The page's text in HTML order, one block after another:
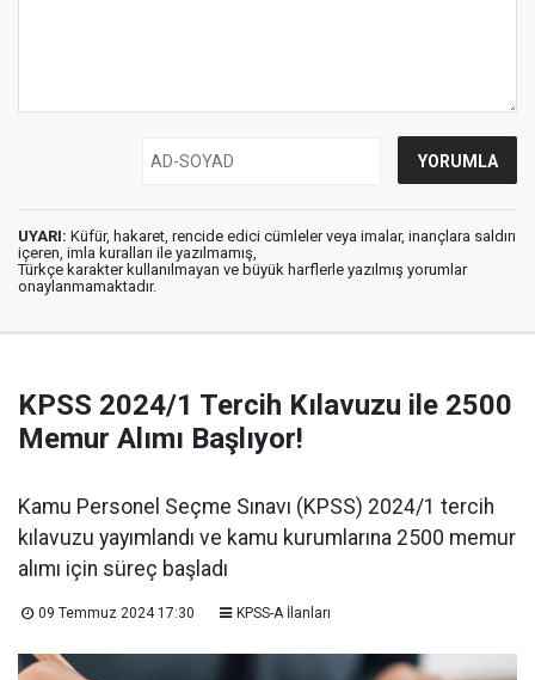
UYARI: Küfür, hakaret, rencide edici cümleler veya imalar, inançlara saldırı
içeren, imla kuralları ile yazılmamış,
Türkçe karakter kullanılmayan ve büyük harflerle yazılmış yorumlar
onaylanmamaktadır.
KPSS 2024/1 Tercih Kılavuzu ile 2500
Memur Alımı Başlıyor!
Kamu Personel Seçme Sınavı (KPSS) 2024/1 tercih
kılavuzu yayımlandı ve kamu kurumlarına 2500 memur
alımı için süreç başladı
09 Temmuz 2024 17:30 KPSS-A İlanları